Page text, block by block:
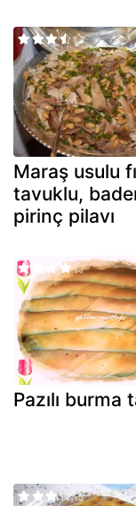
Maraş usulu
tavuklu,
pirinç pilavı
Pazılı burma